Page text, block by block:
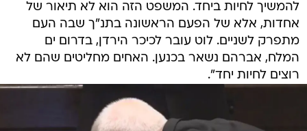
להמשיך לחיות ביחד. המשפט הזה הוא לא תיאור של
אחדות, אלא של הפעם הראשונה בתנ"ך שבה העם
מתפרק לשניים. לוט עובר לכיכר הירדן, בדרום ים
המלח, אברהם נשאר בכנען. האחים מחליטים שהם לא
רוצים לחיות יחד".